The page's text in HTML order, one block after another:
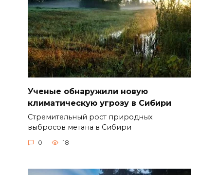
Ученые обнаружили новую
климатическую угрозу в Сибири
Стремительный рост природных
выбросов метана в Сибири
0 18